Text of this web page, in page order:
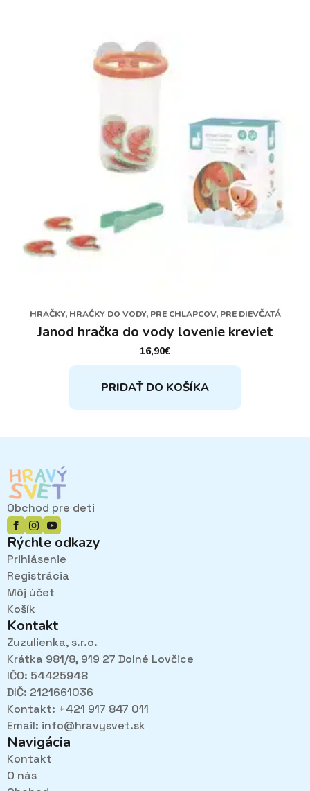
HRAČKY, HRAČKY DO VODY, PRE CHLAPCOV, PRE DIEVČATÁ
Janod hračka do vody lovenie kreviet
16,90€
PRIDAŤ DO KOŠÍKA
Obchod pre deti
Rýchle odkazy
Prihlásenie
Registrácia
Môj účet
Košík
Kontakt
Zuzulienka, s.r.o.
Krátka 981/8, 919 27 Dolné Lovčice
IČO: 54425948
DIČ: 2121661036
Kontakt: +421 917 847 011
Email: info@hravysvet.sk
Navigácia
Kontakt
O nás